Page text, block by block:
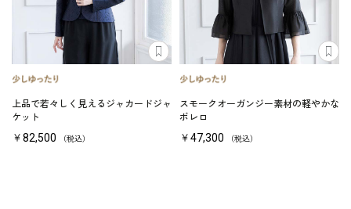
上品で若々しく見えるジャカードジャ
ケット
￥82,500 （税込）
スモークオーガンジー素材の軽やかな
ボレロ
￥47,300 （税込）